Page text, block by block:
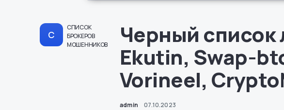
С
СПИСОК
БРОКЕРОВ
МОШЕННИКОВ
Черный список
Ekutin, Swap-
Vorineel,
admin 07.10.2023